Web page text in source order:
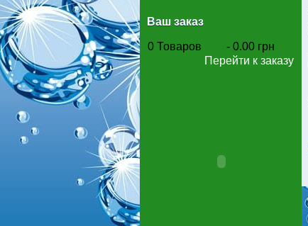
Ваш заказ
0 Товаров - 0.00 грн
Перейти к заказу